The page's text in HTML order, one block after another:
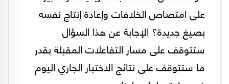
على امتصاص الخلافات وإعادة إنتاج نفسه
بصيغ جديدة؟ الإجابة عن هذا السؤال
ستتوقف على مسار التفاعلات المقبلة بقدر
ما ستتوقف على نتائج الاختبار الجاري اليوم